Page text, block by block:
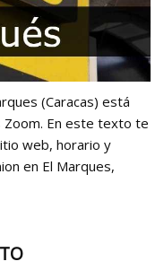
(Caracas) está
Zoom. En este texto te
web, horario y
en El Marques,